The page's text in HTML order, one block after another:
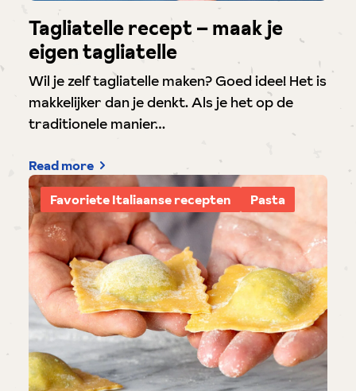
Tagliatelle recept – maak je
eigen tagliatelle
Wil je zelf tagliatelle maken? Goed idee! Het is
makkelijker dan je denkt. Als je het op de
traditionele manier…
Read more
Favoriete Italiaanse recepten
Pasta